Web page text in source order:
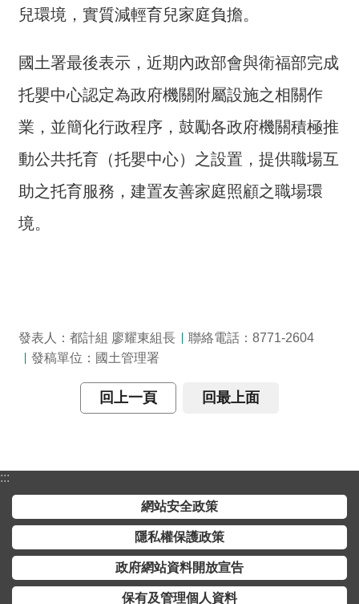
答
子
報
RSS
English
網
站
隱
私
網
站
料
兒環境，實質減輕育兒家庭負擔。
國土署最後表示，近期內政部會與衛福部完成
托嬰中心認定為政府機關附屬設施之相關作
業，並簡化行政程序，鼓勵各政府機關積極推
動公共托育（托嬰中心）之設置，提供職場互
助之托育服務，建置友善家庭照顧之職場環
境。
發表人：都計組 廖耀東組長
聯絡電話：8771-2604
發稿單位：國土管理署
回上一頁 回最上面
:::
網站安全政策
隱私權保護政策
政府網站資料開放宣告
保有及管理個人資料